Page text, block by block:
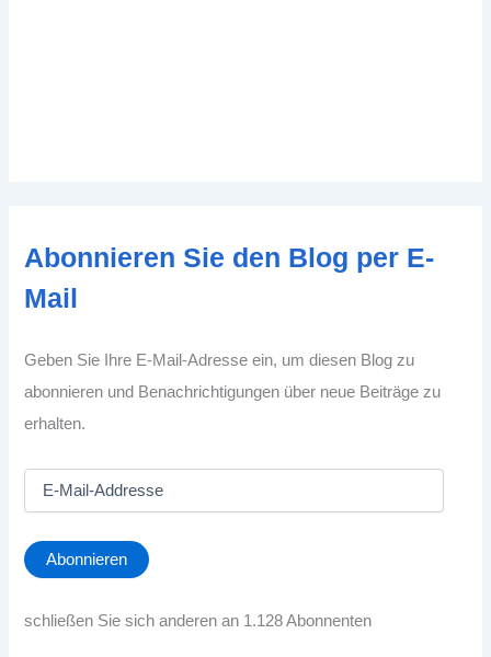
Abonnieren Sie den Blog per E-
Mail
Geben Sie Ihre E-Mail-Adresse ein, um diesen Blog zu
abonnieren und Benachrichtigungen über neue Beiträge zu
erhalten.
a
i
A
Abonnieren
schließen Sie sich anderen an 1.128 Abonnenten